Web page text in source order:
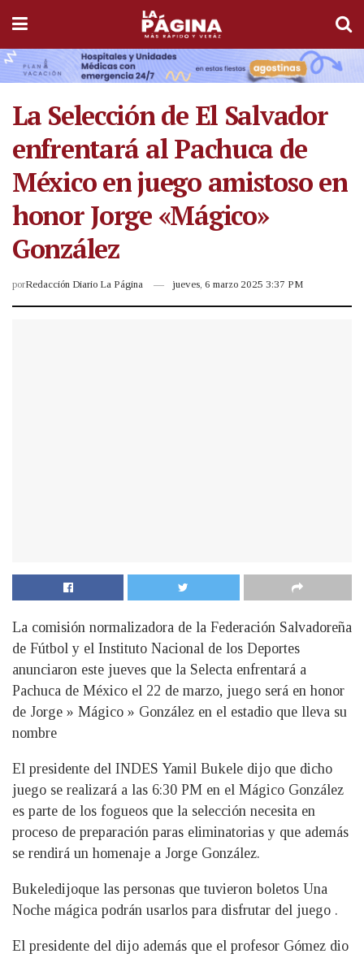
La Selección de El Salvador
enfrentará al Pachuca de
México en juego amistoso en
honor Jorge «Mágico»
González
porRedacción Diario La Página jueves, 6 marzo 2025 3:37 PM
La comisión normalizadora de la Federación Salvadoreña
de Fútbol y el Instituto Nacional de los Deportes
anunciaron este jueves que la Selecta enfrentará a
Pachuca de México el 22 de marzo, juego será en honor
de Jorge » Mágico » González en el estadio que lleva su
nombre
El presidente del INDES Yamil Bukele dijo que dicho
juego se realizará a las 6:30 PM en el Mágico González
es parte de los fogueos que la selección necesita en
proceso de preparación paras eliminatorias y que además
se rendirá un homenaje a Jorge González.
Bukeledijoque las personas que tuvieron boletos Una
Noche mágica podrán usarlos para disfrutar del juego .
El presidente del dijo además que el profesor Gómez dio